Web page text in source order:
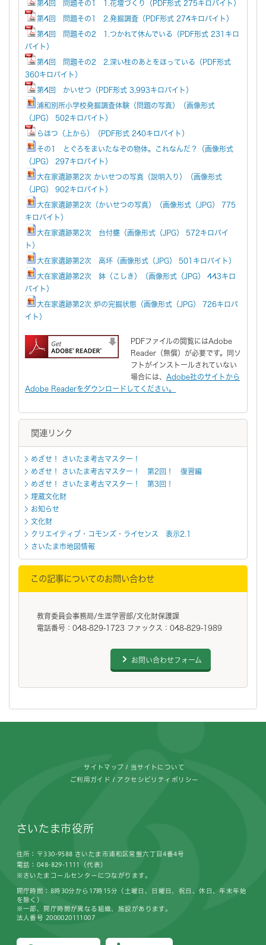
第4回 問題その1 1.花壇づくり（PDF形式 275キロバイト）
第4回 問題その1 2.発掘調査（PDF形式 274キロバイト）
第4回 問題その2 1.つかれて休んでいる（PDF形式 231キロ
バイト）
第4回 問題その2 2.深い柱のあとをほっている（PDF形式
360キロバイト）
第4回 かいせつ（PDF形式 3,993キロバイト）
浦和別所小学校発掘調査体験（問題の写真）（画像形式
（JPG） 502キロバイト）
らほつ（上から）（PDF形式 240キロバイト）
その1 とぐろをまいたなぞの物体。これなんだ？（画像形式
（JPG） 297キロバイト）
大在家遺跡第2次 かいせつの写真（説明入り）（画像形式
（JPG） 902キロバイト）
大在家遺跡第2次（かいせつの写真）（画像形式（JPG） 775
キロバイト）
大在家遺跡第2次 台付甕（画像形式（JPG） 572キロバイ
ト）
大在家遺跡第2次 高坏（画像形式（JPG） 501キロバイト）
大在家遺跡第2次 鉢（こしき）（画像形式（JPG） 443キロ
バイト）
大在家遺跡第2次 炉の完掘状態（画像形式（JPG） 726キロバ
イト）
PDFファイルの閲覧にはAdobe
Reader（無償）が必要です。同ソ
フトがインストールされていない
場合には、 Adobe社のサイトから
Adobe Readerをダウンロードしてください。
関連リンク
めざせ！ さいたま考古マスター！
めざせ！ さいたま考古マスター！ 第2回！ 復習編
めざせ！ さいたま考古マスター！ 第3回！
埋蔵文化財
お知らせ
文化財
クリエイティブ・コモンズ・ライセンス 表示2.1
さいたま市地図情報
この記事についてのお問い合わせ
教育委員会事務局/生涯学習部/文化財保護課
電話番号：048-829-1723 ファックス：048-829-1989
お問い合わせフォーム
サイトマップ 当サイトについて
ご利用ガイド アクセシビリティポリシー
さいたま市役所
住所：〒330-9588 さいたま市浦和区常盤六丁目4番4号
電話：048-829-1111（代表）
※さいたまコールセンターにつながります。
開庁時間：8時30分から17時15分（土曜日、日曜日、祝日、休日、年末年始
を除く）
※一部、開庁時間が異なる組織、施設があります。
法人番号 2000020111007